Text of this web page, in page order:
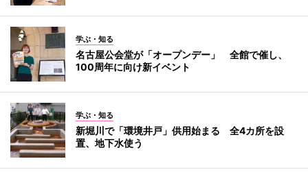
学ぶ・知る
名古屋公会堂が「オープンデー」 全館で催し、
100周年に向け新イベント
学ぶ・知る
新堀川で「環境井戸」供用始まる 全4カ所を設
置、地下水使う